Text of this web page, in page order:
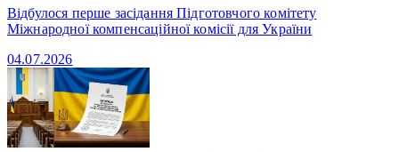
Відбулося перше засідання Підготовчого комітету
Міжнародної компенсаційної комісії для України
04.07.2026